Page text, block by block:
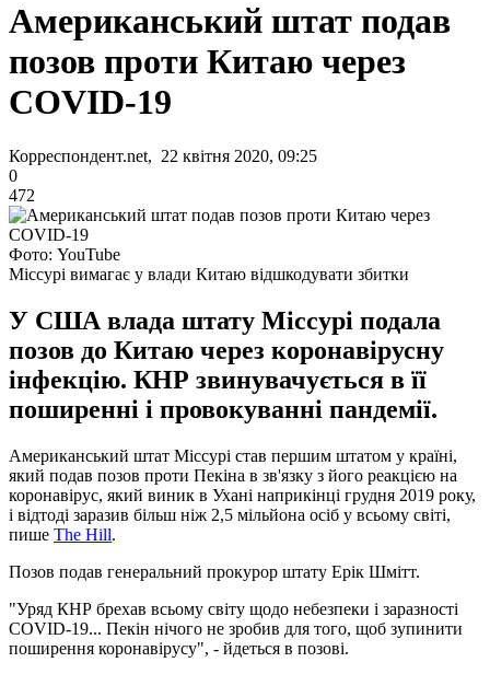
Американський штат подав
позов проти Китаю через
COVID-19
Корреспондент.net, 22 квітня 2020, 09:25
0
472
Фото: YouTube
Міссурі вимагає у влади Китаю відшкодувати збитки
У США влада штату Міссурі подала
позов до Китаю через коронавірусну
інфекцію. КНР звинувачується в її
поширенні і провокуванні пандемії.
Американський штат Міссурі став першим штатом у країні,
який подав позов проти Пекіна в зв'язку з його реакцією на
коронавірус, який виник в Ухані наприкінці грудня 2019 року,
і відтоді заразив більш ніж 2,5 мільйона осіб у всьому світі,
пише The Hill.
Позов подав генеральний прокурор штату Ерік Шмітт.
"Уряд КНР брехав всьому світу щодо небезпеки і заразності
COVID-19... Пекін нічого не зробив для того, щоб зупинити
поширення коронавірусу", - йдеться в позові.